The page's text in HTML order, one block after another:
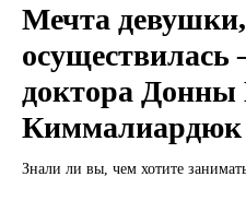
Мечта
доктора
Киммалиардюк
Знали ли вы, чем хотите